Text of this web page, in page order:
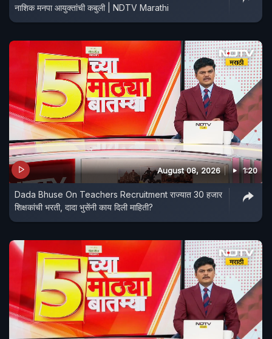
नाशिक मनपा आयुक्तांची कबुली | NDTV Marathi
August 08, 2026 1:20
Dada Bhuse On Teachers Recruitment राज्यात 30 हजार
शिक्षकांची भरती, दादा भुसेंनी काय दिली माहिती?